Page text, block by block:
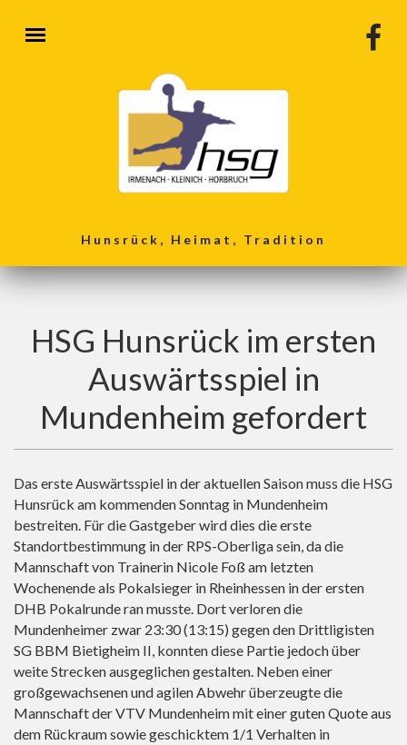
Hunsrück, Heimat, Tradition
HSG Hunsrück im ersten
Auswärtsspiel in
Mundenheim gefordert
Das erste Auswärtsspiel in der aktuellen Saison muss die HSG
Hunsrück am kommenden Sonntag in Mundenheim
bestreiten. Für die Gastgeber wird dies die erste
Standortbestimmung in der RPS-Oberliga sein, da die
Mannschaft von Trainerin Nicole Foß am letzten
Wochenende als Pokalsieger in Rheinhessen in der ersten
DHB Pokalrunde ran musste. Dort verloren die
Mundenheimer zwar 23:30 (13:15) gegen den Drittligisten
SG BBM Bietigheim II, konnten diese Partie jedoch über
weite Strecken ausgeglichen gestalten. Neben einer
großgewachsenen und agilen Abwehr überzeugte die
Mannschaft der VTV Mundenheim mit einer guten Quote aus
dem Rückraum sowie geschicktem 1/1 Verhalten in